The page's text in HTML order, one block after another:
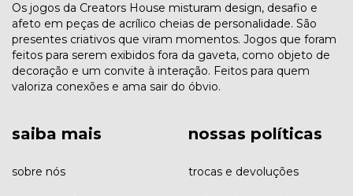
Os jogos da Creators House misturam design, desafio e
afeto em peças de acrílico cheias de personalidade. São
presentes criativos que viram momentos. Jogos que foram
feitos para serem exibidos fora da gaveta, como objeto de
decoração e um convite à interação. Feitos para quem
valoriza conexões e ama sair do óbvio.
saiba mais
sobre nós
nossas políticas
trocas e devoluções